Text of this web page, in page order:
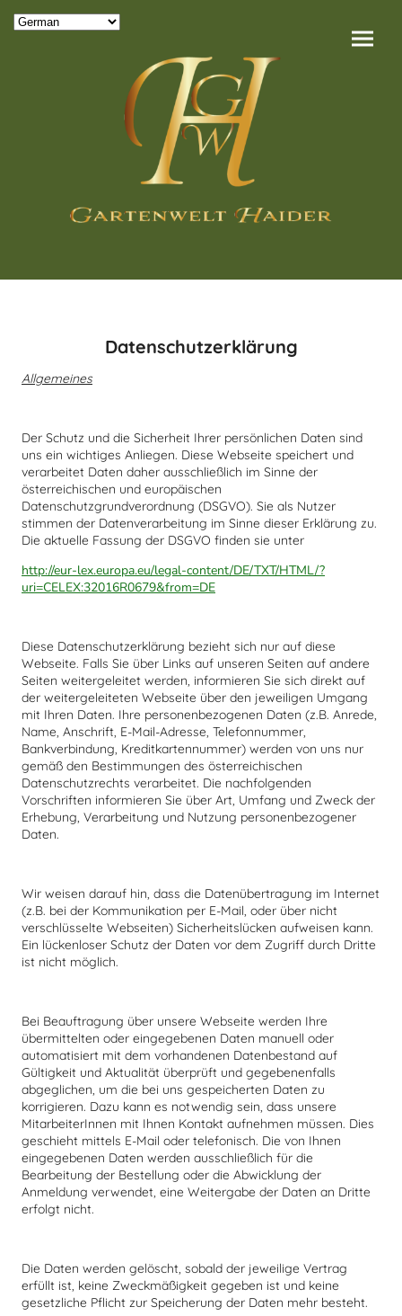
Datenschutzerklärung
Allgemeines
Der Schutz und die Sicherheit Ihrer persönlichen Daten sind
uns ein wichtiges Anliegen. Diese Webseite speichert und
verarbeitet Daten daher ausschließlich im Sinne der
österreichischen und europäischen
Datenschutzgrundverordnung (DSGVO). Sie als Nutzer
stimmen der Datenverarbeitung im Sinne dieser Erklärung zu.
Die aktuelle Fassung der DSGVO finden sie unter
http://eur-lex.europa.eu/legal-content/DE/TXT/HTML/?
uri=CELEX:32016R0679&from=DE
Diese Datenschutzerklärung bezieht sich nur auf diese
Webseite. Falls Sie über Links auf unseren Seiten auf andere
Seiten weitergeleitet werden, informieren Sie sich direkt auf
der weitergeleiteten Webseite über den jeweiligen Umgang
mit Ihren Daten. Ihre personenbezogenen Daten (z.B. Anrede,
Name, Anschrift, E-Mail-Adresse, Telefonnummer,
Bankverbindung, Kreditkartennummer) werden von uns nur
gemäß den Bestimmungen des österreichischen
Datenschutzrechts verarbeitet. Die nachfolgenden
Vorschriften informieren Sie über Art, Umfang und Zweck der
Erhebung, Verarbeitung und Nutzung personenbezogener
Daten.
Wir weisen darauf hin, dass die Datenübertragung im Internet
(z.B. bei der Kommunikation per E-Mail, oder über nicht
verschlüsselte Webseiten) Sicherheitslücken aufweisen kann.
Ein lückenloser Schutz der Daten vor dem Zugriff durch Dritte
ist nicht möglich.
Bei Beauftragung über unsere Webseite werden Ihre
übermittelten oder eingegebenen Daten manuell oder
automatisiert mit dem vorhandenen Datenbestand auf
Gültigkeit und Aktualität überprüft und gegebenenfalls
abgeglichen, um die bei uns gespeicherten Daten zu
korrigieren. Dazu kann es notwendig sein, dass unsere
MitarbeiterInnen mit Ihnen Kontakt aufnehmen müssen. Dies
geschieht mittels E-Mail oder telefonisch. Die von Ihnen
eingegebenen Daten werden ausschließlich für die
Bearbeitung der Bestellung oder die Abwicklung der
Anmeldung verwendet, eine Weitergabe der Daten an Dritte
erfolgt nicht.
Die Daten werden gelöscht, sobald der jeweilige Vertrag
erfüllt ist, keine Zweckmäßigkeit gegeben ist und keine
gesetzliche Pflicht zur Speicherung der Daten mehr besteht.